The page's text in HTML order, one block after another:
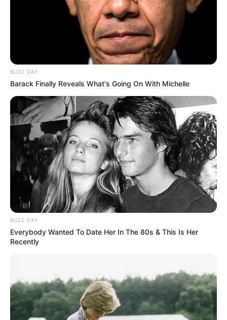
ΔΗΜΟΦΙΛΗ ΑΡΘΡΑ
Ο ΠΟΥ υπό έλεγχο: παρατυπίες και
συγκρούσεις συμφερόντων
Ο ΠΟΥ υπό έλεγχο: παρατυπίες...
BUZZ DAY
Barack Finally Reveals What's Going On With Michelle
BUZZ DAY
Everybody Wanted To Date Her In The 80s & This Is Her
Recently